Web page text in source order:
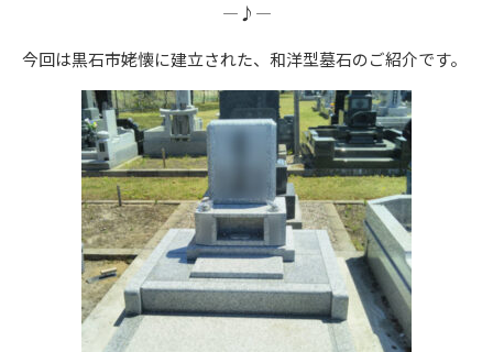
―♪―
今回は黒石市姥懐に建立された、和洋型墓石のご紹介です。